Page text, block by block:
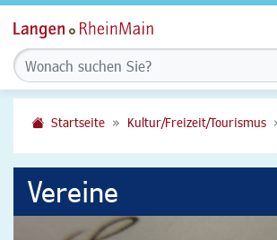
Startseite Kultur/Freizeit/Tourismus
Vereine